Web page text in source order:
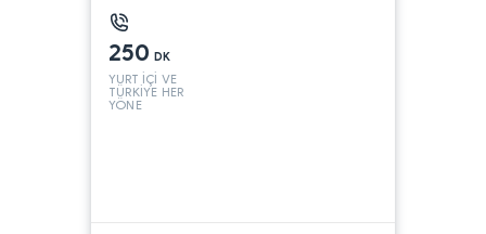
250 DK
YURT İÇİ VE
TÜRKİYE HER
YÖNE